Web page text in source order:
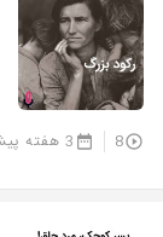
8 3 هفته پیش